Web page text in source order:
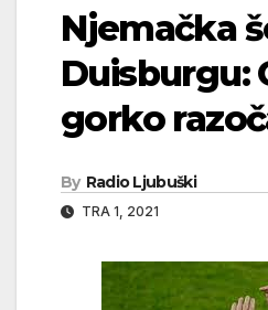
Njemačka
Duisburgu:
gorko
By Radio Ljubuški
TRA 1, 2021